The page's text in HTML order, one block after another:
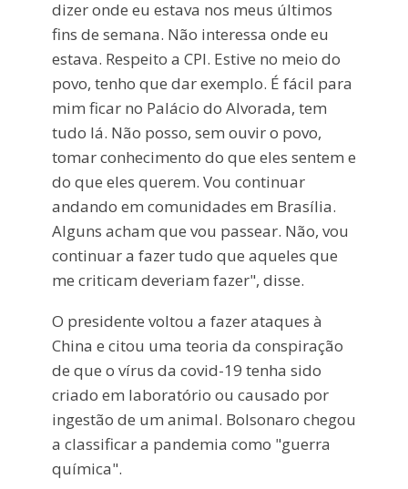
dizer onde eu estava nos meus últimos
fins de semana. Não interessa onde eu
estava. Respeito a CPI. Estive no meio do
povo, tenho que dar exemplo. É fácil para
mim ficar no Palácio do Alvorada, tem
tudo lá. Não posso, sem ouvir o povo,
tomar conhecimento do que eles sentem e
do que eles querem. Vou continuar
andando em comunidades em Brasília.
Alguns acham que vou passear. Não, vou
continuar a fazer tudo que aqueles que
me criticam deveriam fazer", disse.
O presidente voltou a fazer ataques à
China e citou uma teoria da conspiração
de que o vírus da covid-19 tenha sido
criado em laboratório ou causado por
ingestão de um animal. Bolsonaro chegou
a classificar a pandemia como "guerra
química".